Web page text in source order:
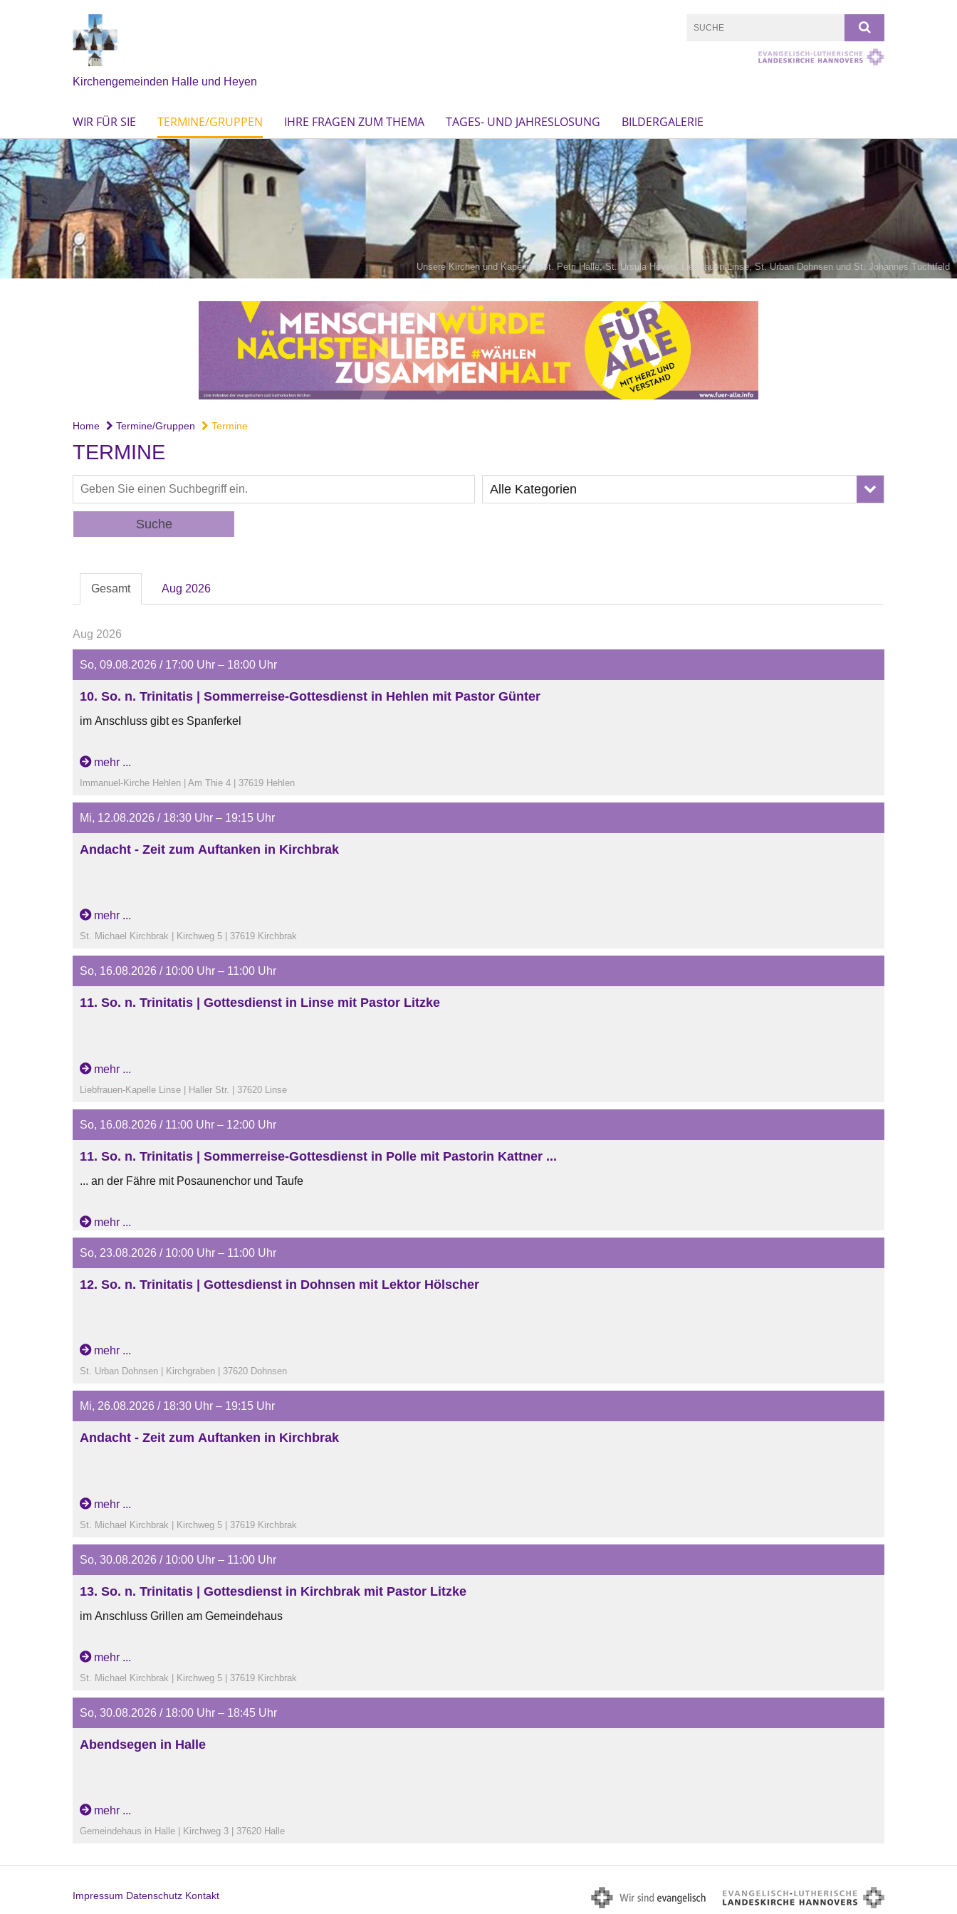
Kirchengemeinden Halle und Heyen
WIR FÜR SIE TERMINE/GRUPPEN IHRE FRAGEN ZUM THEMA TAGES- UND JAHRESLOSUNG BILDERGALERIE
Unsere Kirchen und Kapellen: St. Petri Halle, St. Ursula Heyen, Liebfrauen Linse, St. Urban Dohnsen und St. Johannes Tuchtfeld
Home Termine/Gruppen Termine
TERMINE
Alle Kategorien
Suche
Gesamt Aug 2026
Aug 2026
So, 09.08.2026 / 17:00 Uhr – 18:00 Uhr
10. So. n. Trinitatis | Sommerreise-Gottesdienst in Hehlen mit Pastor Günter
im Anschluss gibt es Spanferkel
mehr ...
Immanuel-Kirche Hehlen | Am Thie 4 | 37619 Hehlen
Mi, 12.08.2026 / 18:30 Uhr – 19:15 Uhr
Andacht - Zeit zum Auftanken in Kirchbrak
mehr ...
St. Michael Kirchbrak | Kirchweg 5 | 37619 Kirchbrak
So, 16.08.2026 / 10:00 Uhr – 11:00 Uhr
11. So. n. Trinitatis | Gottesdienst in Linse mit Pastor Litzke
mehr ...
Liebfrauen-Kapelle Linse | Haller Str. | 37620 Linse
So, 16.08.2026 / 11:00 Uhr – 12:00 Uhr
11. So. n. Trinitatis | Sommerreise-Gottesdienst in Polle mit Pastorin Kattner ...
... an der Fähre mit Posaunenchor und Taufe
mehr ...
So, 23.08.2026 / 10:00 Uhr – 11:00 Uhr
12. So. n. Trinitatis | Gottesdienst in Dohnsen mit Lektor Hölscher
mehr ...
St. Urban Dohnsen | Kirchgraben | 37620 Dohnsen
Mi, 26.08.2026 / 18:30 Uhr – 19:15 Uhr
Andacht - Zeit zum Auftanken in Kirchbrak
mehr ...
St. Michael Kirchbrak | Kirchweg 5 | 37619 Kirchbrak
So, 30.08.2026 / 10:00 Uhr – 11:00 Uhr
13. So. n. Trinitatis | Gottesdienst in Kirchbrak mit Pastor Litzke
im Anschluss Grillen am Gemeindehaus
mehr ...
St. Michael Kirchbrak | Kirchweg 5 | 37619 Kirchbrak
So, 30.08.2026 / 18:00 Uhr – 18:45 Uhr
Abendsegen in Halle
mehr ...
Gemeindehaus in Halle | Kirchweg 3 | 37620 Halle
Impressum Datenschutz Kontakt